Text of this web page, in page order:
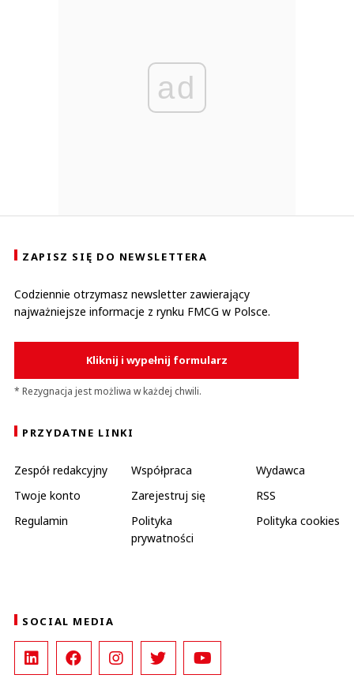
ad
ZAPISZ SIĘ DO NEWSLETTERA
Codziennie otrzymasz newsletter zawierający
najważniejsze informacje z rynku FMCG w Polsce.
Kliknij i wypełnij formularz
* Rezygnacja jest możliwa w każdej chwili.
PRZYDATNE LINKI
Zespół redakcyjny Współpraca
Wydawca
Twoje konto
Zarejestruj się
RSS
Regulamin
Polityka
prywatności
Polityka cookies
SOCIAL MEDIA